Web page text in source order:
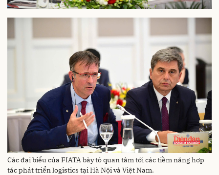
Các đại biểu của FIATA bày tỏ quan tâm tới các tiềm năng hợp
tác phát triển logistics tại Hà Nội và Việt Nam.